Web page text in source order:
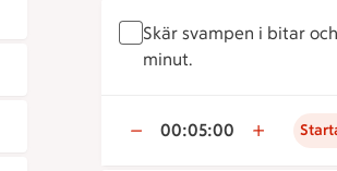
Skär svampen i bitar
minut.
00:05:00